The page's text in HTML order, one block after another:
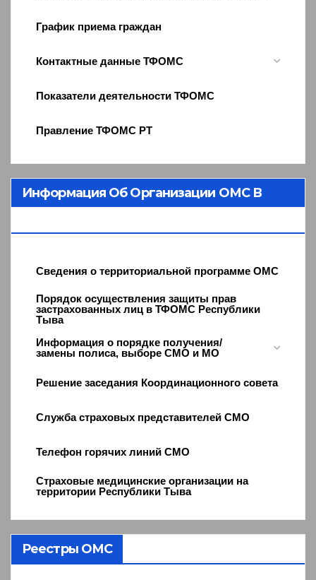
График приема граждан
Контактные данные ТФОМС
Показатели деятельности ТФОМС
Правление ТФОМС РТ
Информация Об Организации ОМС В
Сведения о территориальной программе ОМС
Порядок осуществления защиты прав
застрахованных лиц в ТФОМС Республики
Тыва
Информация о порядке получения/
замены полиса, выборе СМО и МО
Решение заседания Координационного совета
Служба страховых представителей СМО
Телефон горячих линий СМО
Страховые медицинские организации на
территории Республики Тыва
Реестры ОМС